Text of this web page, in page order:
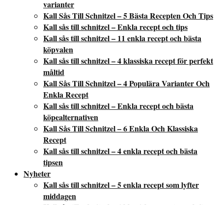
varianter
Kall Sås Till Schnitzel – 5 Bästa Recepten Och Tips
Kall sås till schnitzel – Enkla recept och tips
Kall sås till schnitzel – 11 enkla recept och bästa
köpvalen
Kall sås till schnitzel – 4 klassiska recept för perfekt
måltid
Kall Sås Till Schnitzel – 4 Populära Varianter Och
Enkla Recept
Kall sås till schnitzel – Enkla recept och bästa
köpealternativen
Kall Sås Till Schnitzel – 6 Enkla Och Klassiska
Recept
Kall sås till schnitzel – 4 enkla recept och bästa
tipsen
Nyheter
Kall sås till schnitzel – 5 enkla recept som lyfter
middagen